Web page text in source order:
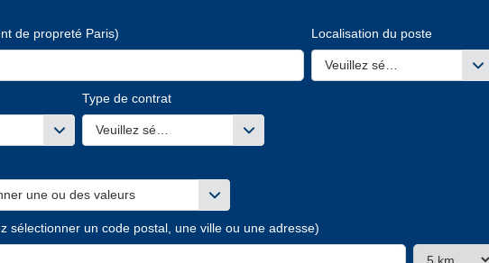
de propreté Paris) Localisation du poste
Veuillez sélectionner une ou
une ou des valeurs
Type de contrat
Veuillez sélectionner une ou des valeurs
une ou des valeurs
sélectionner un code postal, une ville ou une adresse)